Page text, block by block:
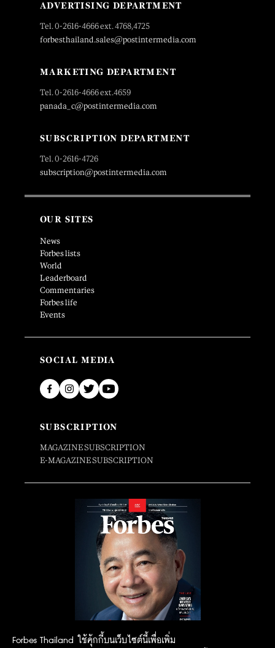
Forbes Thailand ใช้คุ้กกี้บนเว็บไซต์นี้เพื่อเพิ่ม
ADVERTISING DEPARTMENT
Tel. 0-2616-4666 ext. 4768,4725
forbesthailand.sales@postintermedia.com
MARKETING DEPARTMENT
Tel. 0-2616-4666 ext.4659
panada_c@postintermedia.com
SUBSCRIPTION DEPARTMENT
Tel. 0-2616-4726
subscription@postintermedia.com
OUR SITES
News
Forbes lists
World
Leaderboard
Commentaries
Forbes life
Events
SOCIAL MEDIA
SUBSCRIPTION
MAGAZINE SUBSCRIPTION
E-MAGAZINE SUBSCRIPTION